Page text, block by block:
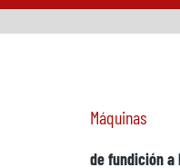
Máquinas
de fundición a